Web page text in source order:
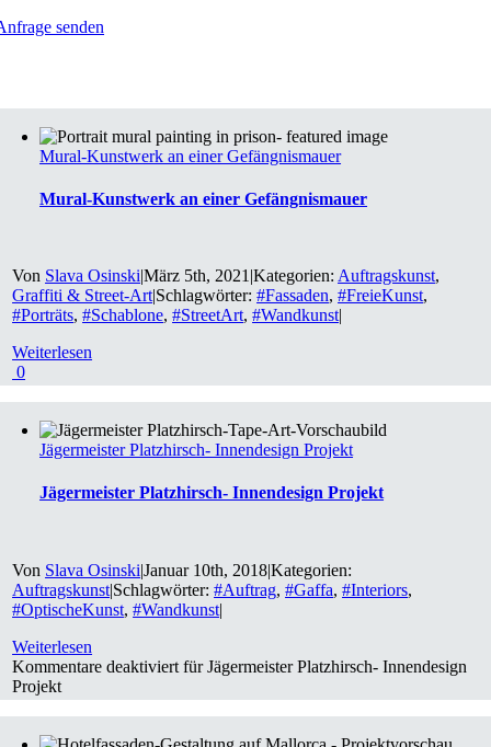
senden
Mural-Kunstwerk an einer Gefängnismauer
Mural-Kunstwerk an einer Gefängnismauer
Von Slava Osinski|März 5th, 2021 |Kategorien: Auftragskunst,
Graffiti & Street-Art|Schlagwörter:#Fassaden,#FreieKunst,
#Porträts,#Schablone,#StreetArt,#Wandkunst|
Weiterlesen
0
Jägermeister Platzhirsch- Innendesign Projekt
Jägermeister Platzhirsch- Innendesign Projekt
Von Slava Osinski|Januar 10th, 2018|Kategorien:
Auftragskunst|Schlagwörter:#Auftrag,#Gaffa,#Interiors,
#OptischeKunst,#Wandkunst|
Weiterlesen
Kommentare deaktiviert für Jägermeister Platzhirsch- Innendesign
Projekt